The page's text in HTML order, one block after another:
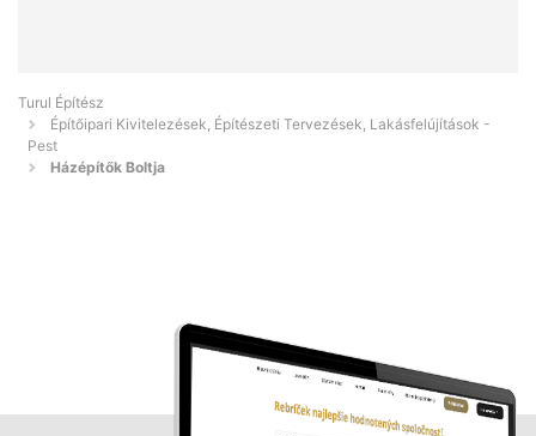
Turul Építész
Építőipari Kivitelezések, Építészeti Tervezések, Lakásfelújítások -
Pest
Házépítők Boltja